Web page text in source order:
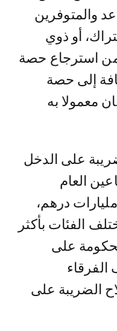
والمتوفرين
يوم اشتراك، أو ذوي
من استرجاع حصة
إلى حصة
معمولا به
على الدخل
العام
والخاص، بكلفة فاقت 7,6 مليارات درهم،
الفئات بأكثر
على
الضريبة على